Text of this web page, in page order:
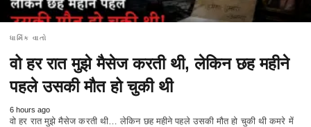
ધાર્મિક વાતો
वो हर रात मुझे मैसेज करती थी, लेकिन छह महीने
पहले उसकी मौत हो चुकी थी
6 hours ago
वो हर रात मुझे मैसेज करती थी… लेकिन छह महीने पहले उसकी मौत हो चुकी थी कमरे में